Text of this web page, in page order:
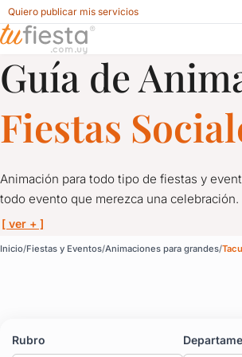
Quiero publicar mis servicios
Animaciones para grandes para Fiestas
Guía de
Fiestas
Animación para todo tipo de fiestas y
todo evento que merezca una celebración.
[ ver + ]
Inicio Fiestas y Eventos Animaciones para grandes
Rubro
Animaciones
Animación para todo tipo de fiestas y
Magia, shows, stand up, música y todo lo